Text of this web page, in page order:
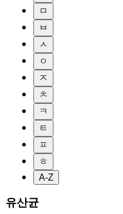
ㅁ
ㅂ
ㅅ
ㅇ
ㅈ
ㅊ
ㅋ
ㅌ
ㅍ
ㅎ
A-Z
유산균